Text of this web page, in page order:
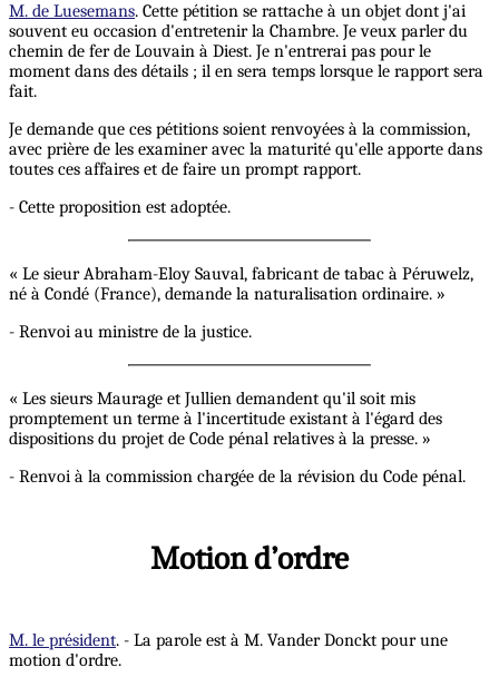
M. de Luesemans. Cette pétition se rattache à un objet dont j'ai
souvent eu occasion d'entretenir la Chambre. Je veux parler du
chemin de fer de Louvain à Diest. Je n'entrerai pas pour le
moment dans des détails ; il en sera temps lorsque le rapport sera
fait.
Je demande que ces pétitions soient renvoyées à la commission,
avec prière de les examiner avec la maturité qu'elle apporte dans
toutes ces affaires et de faire un prompt rapport.
- Cette proposition est adoptée.
« Le sieur Abraham-Eloy Sauval, fabricant de tabac à Péruwelz,
né à Condé (France), demande la naturalisation ordinaire. »
- Renvoi au ministre de la justice.
« Les sieurs Maurage et Jullien demandent qu'il soit mis
promptement un terme à l'incertitude existant à l'égard des
dispositions du projet de Code pénal relatives à la presse. »
- Renvoi à la commission chargée de la révision du Code pénal.
Motion d’ordre
M. le président. - La parole est à M. Vander Donckt pour une
motion d'ordre.